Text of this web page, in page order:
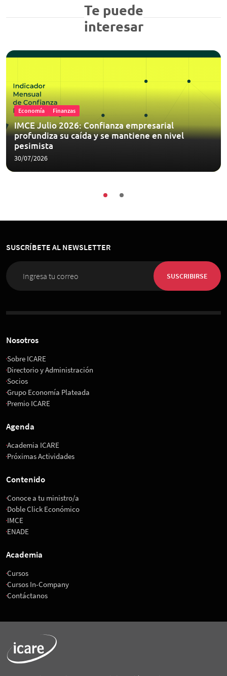
Te puede
interesar
Economía Finanzas
IMCE Julio 2026: Confianza empresarial
profundiza su caída y se mantiene en nivel
pesimista
30/07/2026
SUSCRÍBETE AL NEWSLETTER
SUSCRIBIRSE
Nosotros
Sobre ICARE
Directorio y Administración
Socios
Grupo Economía Plateada
Premio ICARE
Agenda
Academia ICARE
Próximas Actividades
Contenido
Conoce a tu ministro/a
Doble Click Económico
IMCE
ENADE
Academia
Cursos
Cursos In-Company
Contáctanos